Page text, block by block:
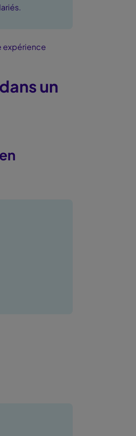
expérience
un